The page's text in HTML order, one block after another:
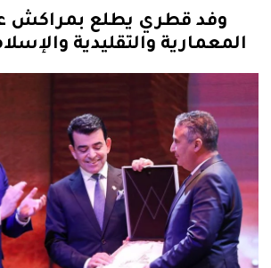
مجتمع
سياسة
حوادث
دولية
المرأة
وفد قطري يطلع بمراكش
المعمارية والتقليدية